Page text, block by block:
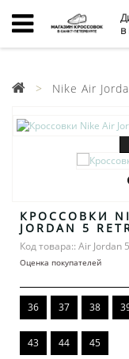
в
Nike Air
КРОССОВКИ
JORDAN 5
Код товара:: Air Jordan 5
Оценка покупателей
36 37 38
43 44 45